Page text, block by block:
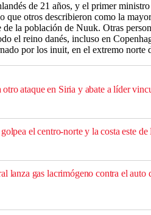
de 21 años, y el primer
que otros describieron como la
de la población de Nuuk. Otras
el reino danés, incluso en
por los inuit, en el extremo norte
ataque en Siria y abate a líder
el centro-norte y la costa este
lanza gas lacrimógeno contra el